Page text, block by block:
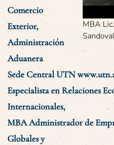
MBA
Comercio
Exterior,
Administración
Aduanera
Sede Central UTN
Especialista en Relaciones
Internacionales,
MBA Administrador de
Globales y